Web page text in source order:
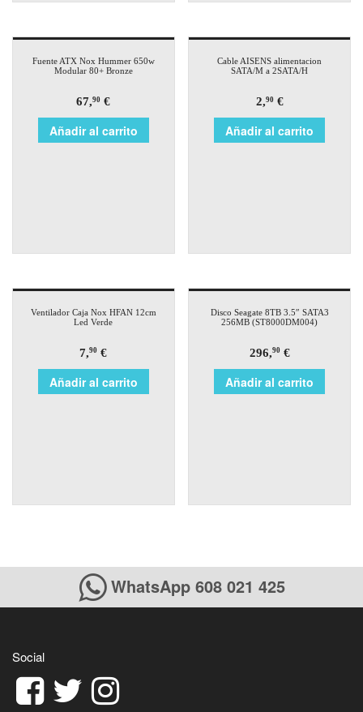
Fuente ATX Nox Hummer 650w
Modular 80+ Bronze
67,90 €
Añadir al carrito
Cable AISENS alimentacion
SATA/M a 2SATA/H
2,90€
Añadir al carrito
Ventilador Caja Nox HFAN 12cm
Led Verde
7,90 €
Añadir al carrito
Disco Seagate 8TB 3.5″ SATA3
256MB (ST8000DM004)
296,90€
Añadir al carrito
WhatsApp 608 021 425
Social